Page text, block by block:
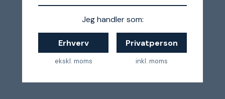
Jeg handler som:
Erhverv
ekskl. moms
Privatperson
inkl. moms